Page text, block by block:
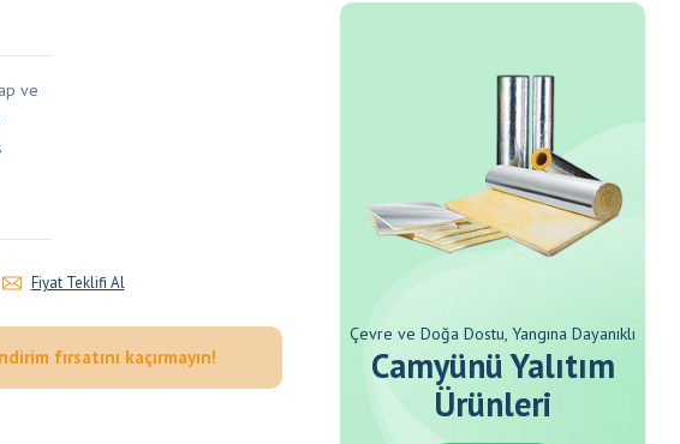
ve
Fiyat Teklifi Al
fırsatını kaçırmayın!
Çevre ve Doğa Dostu, Yangına Dayanıklı
Camyünü Yalıtım
Ürünleri